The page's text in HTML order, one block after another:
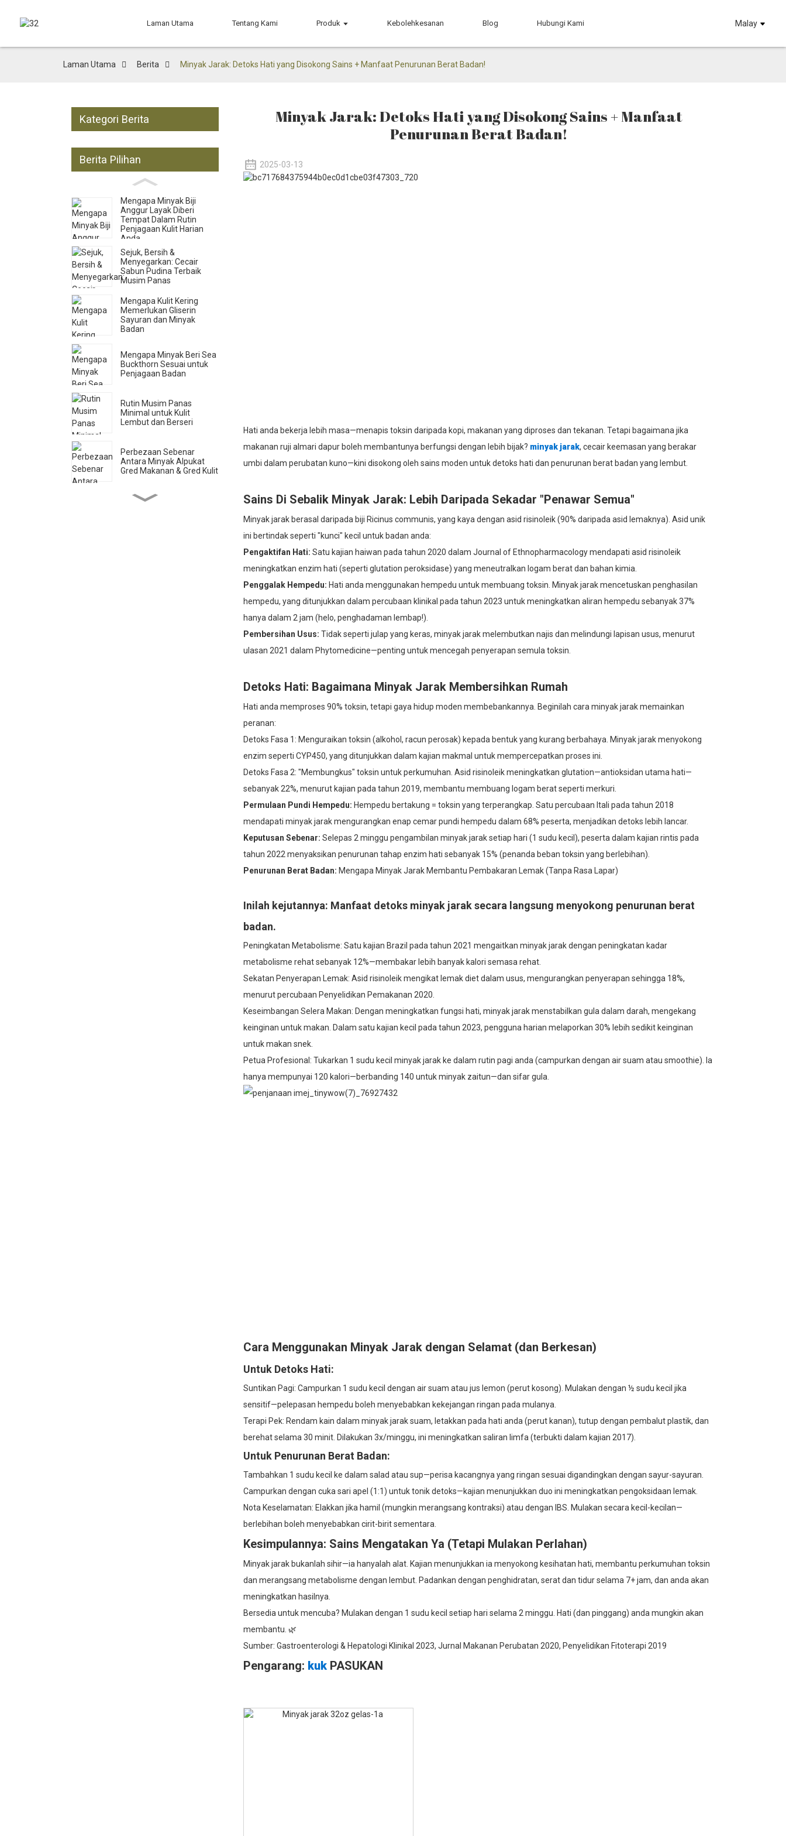
Laman Utama Tentang Kami Produk Kebolehkesanan Blog Hubungi Kami Malay
Laman Utama Berita Minyak Jarak: Detoks Hati yang Disokong Sains + Manfaat Penurunan Berat Badan!
Kategori Berita
Berita Pilihan
Mengapa Minyak Biji
Anggur Layak Diberi
Tempat Dalam Rutin
Penjagaan Kulit Harian
Anda
Sejuk, Bersih &
Menyegarkan: Cecair
Sabun Pudina Terbaik
Musim Panas
Mengapa Kulit Kering
Memerlukan Gliserin
Sayuran dan Minyak
Badan
Mengapa Minyak Beri Sea
Buckthorn Sesuai untuk
Penjagaan Badan
Rutin Musim Panas
Minimal untuk Kulit
Lembut dan Berseri
Perbezaan Sebenar
Antara Minyak Alpukat
Gred Makanan & Gred Kulit
Cara Mengenal Pasti Air
Minyak Jarak: Detoks Hati yang Disokong Sains + Manfaat
Penurunan Berat Badan!
2025-03-13
Hati anda bekerja lebih masa—menapis toksin daripada kopi, makanan yang diproses dan tekanan. Tetapi bagaimana jika
makanan ruji almari dapur boleh membantunya berfungsi dengan lebih bijak? minyak jarak, cecair keemasan yang berakar
umbi dalam perubatan kuno—kini disokong oleh sains moden untuk detoks hati dan penurunan berat badan yang lembut.
Sains Di Sebalik Minyak Jarak: Lebih Daripada Sekadar "Penawar Semua"
Minyak jarak berasal daripada biji Ricinus communis, yang kaya dengan asid risinoleik (90% daripada asid lemaknya). Asid unik
ini bertindak seperti "kunci" kecil untuk badan anda:
Pengaktifan Hati: Satu kajian haiwan pada tahun 2020 dalam Journal of Ethnopharmacology mendapati asid risinoleik
meningkatkan enzim hati (seperti glutation peroksidase) yang meneutralkan logam berat dan bahan kimia.
Penggalak Hempedu: Hati anda menggunakan hempedu untuk membuang toksin. Minyak jarak mencetuskan penghasilan
hempedu, yang ditunjukkan dalam percubaan klinikal pada tahun 2023 untuk meningkatkan aliran hempedu sebanyak 37%
hanya dalam 2 jam (helo, penghadaman lembap!).
Pembersihan Usus: Tidak seperti julap yang keras, minyak jarak melembutkan najis dan melindungi lapisan usus, menurut
ulasan 2021 dalam Phytomedicine—penting untuk mencegah penyerapan semula toksin.
Detoks Hati: Bagaimana Minyak Jarak Membersihkan Rumah
Hati anda memproses 90% toksin, tetapi gaya hidup moden membebankannya. Beginilah cara minyak jarak memainkan
peranan:
Detoks Fasa 1: Menguraikan toksin (alkohol, racun perosak) kepada bentuk yang kurang berbahaya. Minyak jarak menyokong
enzim seperti CYP450, yang ditunjukkan dalam kajian makmal untuk mempercepatkan proses ini.
Detoks Fasa 2: "Membungkus" toksin untuk perkumuhan. Asid risinoleik meningkatkan glutation—antioksidan utama hati—
sebanyak 22%, menurut kajian pada tahun 2019, membantu membuang logam berat seperti merkuri.
Permulaan Pundi Hempedu: Hempedu bertakung = toksin yang terperangkap. Satu percubaan Itali pada tahun 2018
mendapati minyak jarak mengurangkan enap cemar pundi hempedu dalam 68% peserta, menjadikan detoks lebih lancar.
Keputusan Sebenar: Selepas 2 minggu pengambilan minyak jarak setiap hari (1 sudu kecil), peserta dalam kajian rintis pada
tahun 2022 menyaksikan penurunan tahap enzim hati sebanyak 15% (penanda beban toksin yang berlebihan).
Penurunan Berat Badan: Mengapa Minyak Jarak Membantu Pembakaran Lemak (Tanpa Rasa Lapar)
Inilah kejutannya: Manfaat detoks minyak jarak secara langsung menyokong penurunan berat
badan.
Peningkatan Metabolisme: Satu kajian Brazil pada tahun 2021 mengaitkan minyak jarak dengan peningkatan kadar
metabolisme rehat sebanyak 12%—membakar lebih banyak kalori semasa rehat.
Sekatan Penyerapan Lemak: Asid risinoleik mengikat lemak diet dalam usus, mengurangkan penyerapan sehingga 18%,
menurut percubaan Penyelidikan Pemakanan 2020.
Keseimbangan Selera Makan: Dengan meningkatkan fungsi hati, minyak jarak menstabilkan gula dalam darah, mengekang
keinginan untuk makan. Dalam satu kajian kecil pada tahun 2023, pengguna harian melaporkan 30% lebih sedikit keinginan
untuk makan snek.
Petua Profesional: Tukarkan 1 sudu kecil minyak jarak ke dalam rutin pagi anda (campurkan dengan air suam atau smoothie). Ia
hanya mempunyai 120 kalori—berbanding 140 untuk minyak zaitun—dan sifar gula.
Cara Menggunakan Minyak Jarak dengan Selamat (dan Berkesan)
Untuk Detoks Hati:
Suntikan Pagi: Campurkan 1 sudu kecil dengan air suam atau jus lemon (perut kosong). Mulakan dengan ½ sudu kecil jika
sensitif—pelepasan hempedu boleh menyebabkan kekejangan ringan pada mulanya.
Terapi Pek: Rendam kain dalam minyak jarak suam, letakkan pada hati anda (perut kanan), tutup dengan pembalut plastik, dan
berehat selama 30 minit. Dilakukan 3x/minggu, ini meningkatkan saliran limfa (terbukti dalam kajian 2017).
Untuk Penurunan Berat Badan:
Tambahkan 1 sudu kecil ke dalam salad atau sup—perisa kacangnya yang ringan sesuai digandingkan dengan sayur-sayuran.
Campurkan dengan cuka sari apel (1:1) untuk tonik detoks—kajian menunjukkan duo ini meningkatkan pengoksidaan lemak.
Nota Keselamatan: Elakkan jika hamil (mungkin merangsang kontraksi) atau dengan IBS. Mulakan secara kecil-kecilan—
berlebihan boleh menyebabkan cirit-birit sementara.
Kesimpulannya: Sains Mengatakan Ya (Tetapi Mulakan Perlahan)
Minyak jarak bukanlah sihir—ia hanyalah alat. Kajian menunjukkan ia menyokong kesihatan hati, membantu perkumuhan toksin
dan merangsang metabolisme dengan lembut. Padankan dengan penghidratan, serat dan tidur selama 7+ jam, dan anda akan
meningkatkan hasilnya.
Bersedia untuk mencuba? Mulakan dengan 1 sudu kecil setiap hari selama 2 minggu. Hati (dan pinggang) anda mungkin akan
membantu. 🌿
Sumber: Gastroenterologi & Hepatologi Klinikal 2023, Jurnal Makanan Perubatan 2020, Penyelidikan Fitoterapi 2019
Pengarang: kukPASUKAN